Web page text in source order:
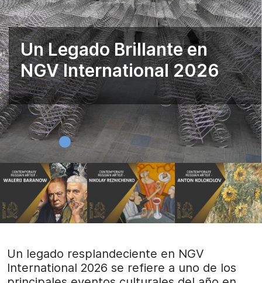
Un Legado Brillante en
NGV International 2026
Un legado resplandeciente en NGV
International 2026 se refiere a uno de los